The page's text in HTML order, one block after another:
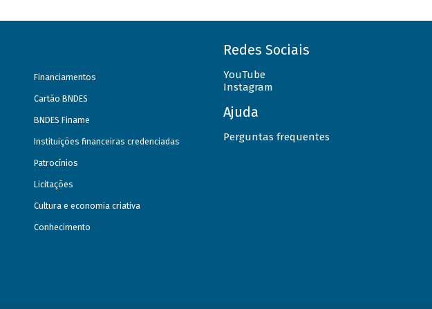
Financiamentos
Cartão BNDES
BNDES Finame
Instituições financeiras credenciadas
Patrocínios
Licitações
Cultura e economia criativa
Conhecimento
Redes Sociais
YouTube
Instagram
Ajuda
Perguntas frequentes